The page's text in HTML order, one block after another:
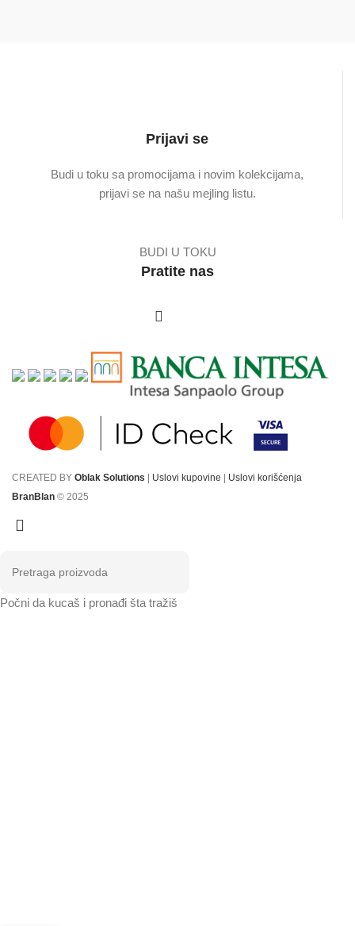
5.000 RSD
Prijavi se
Budi u toku sa promocijama i novim kolekcijama,
prijavi se na našu mejling listu.
BUDI U TOKU
Pratite nas
CREATED BY Oblak Solutions Uslovi kupovine
Uslovi korišćenja
BranBlan © 2025
Počni da kucaš i pronađi šta tražiš